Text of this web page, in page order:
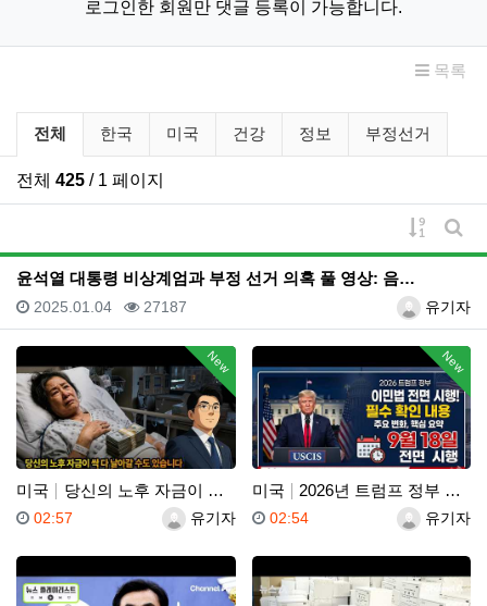
로그인한 회원만 댓글 등록이 가능합니다.
목록
유튜브 뉴스 분류 목록
전체 한국 미국 건강 정보 부정선거
전체 425 / 1 페이지
게시물
게
윤석열 대통령 비상계엄과 부정 선거 의혹 풀 영상: 음…
등록자유기자
등록일
2025.01.04 조회
27187
New
미국 당신의 노후 자금이 싹 다 날아갈 수도 있습니다, 롱텀…
등록자유기자
등록일
02:57
New
미국 2026년 트럼프 정부 이민법 전면 시행 꼭 알아야 할…
등록자유기자
등록일
02:54